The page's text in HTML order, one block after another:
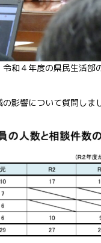
和４年度の県民生活部
影響について質問しま